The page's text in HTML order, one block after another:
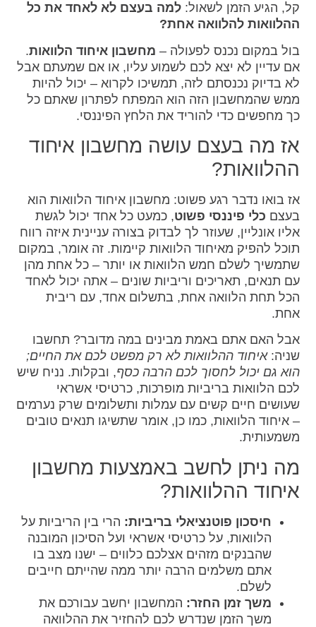
קל, הגיע הזמן לשאול: למה בעצם לא לאחד את כל
ההלוואות להלוואה אחת?
בול במקום נכנס לפעולה – מחשבון איחוד הלוואות.
אם עדיין לא יצא לכם לשמוע עליו, או אם שמעתם אבל
לא בדיוק נכנסתם לזה, תמשיכו לקרוא – יכול להיות
ממש שהמחשבון הזה הוא המפתח לפתרון שאתם כל
כך מחפשים כדי להוריד את הלחץ הפיננסי.
אז מה בעצם עושה מחשבון איחוד
ההלוואות?
אז בואו נדבר רגע פשוט: מחשבון איחוד הלוואות הוא
בעצם כלי פיננסי פשוט, כמעט כל אחד יכול לגשת
אליו אונליין, שעוזר לך לבדוק בצורה עניינית איזה רווח
תוכל להפיק מאיחוד הלוואות קיימות. זה אומר, במקום
שתמשיך לשלם חמש הלוואות או יותר – כל אחת מהן
עם תנאים, תאריכים וריביות שונים – אתה יכול לאחד
הכל תחת הלוואה אחת, בתשלום אחד, עם ריבית
אחת.
אבל האם אתם באמת מבינים במה מדובר? תחשבו
שניה:איחוד ההלוואות לא רק מפשט לכם את החיים;
הוא גם יכול לחסוך לכם הרבה כסף, ובקלות. נניח שיש
לכם הלוואות בריביות מופרכות, כרטיסי אשראי
שעושים חיים קשים עם עמלות ותשלומים שרק נערמים
– איחוד הלוואות, כמו כן, אומר שתשיגו תנאים טובים
משמעותית.
מה ניתן לחשב באמצעות מחשבון
איחוד ההלוואות?
חיסכון פוטנציאלי בריביות: הרי בין הריביות על
הלוואות, על כרטיסי אשראי ועל הסיכון המובנה
שהבנקים מזהים אצלכם כלווים – ישנו מצב בו
אתם משלמים הרבה יותר ממה שהייתם חייבים
לשלם.
משך זמן החזר: המחשבון יחשב עבורכם את
משך הזמן שנדרש לכם להחזיר את ההלוואה